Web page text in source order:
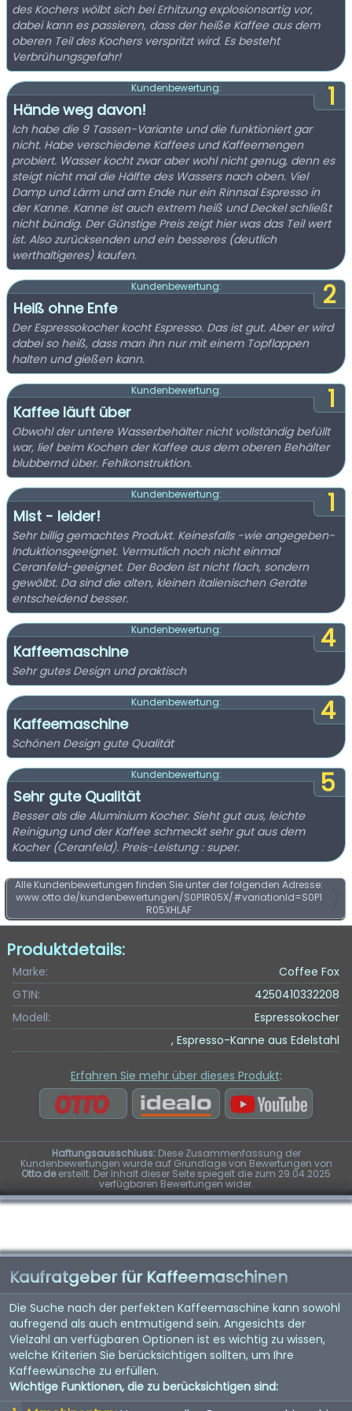
des Kochers wölbt sich bei Erhitzung explosionsartig vor,
dabei kann es passieren, dass der heiße Kaffee aus dem
oberen Teil des Kochers verspritzt wird. Es besteht
Verbrühungsgefahr!
1
Kundenbewertung:
Hände weg davon!
Ich habe die 9 Tassen-Variante und die funktioniert gar
nicht. Habe verschiedene Kaffees und Kaffeemengen
probiert. Wasser kocht zwar aber wohl nicht genug, denn es
steigt nicht mal die Hälfte des Wassers nach oben. Viel
Damp und Lärm und am Ende nur ein Rinnsal Espresso in
der Kanne. Kanne ist auch extrem heiß und Deckel schließt
nicht bündig. Der Günstige Preis zeigt hier was das Teil wert
ist. Also zurücksenden und ein besseres (deutlich
werthaltigeres) kaufen.
2
Kundenbewertung:
Heiß ohne Enfe
Der Espressokocher kocht Espresso. Das ist gut. Aber er wird
dabei so heiß, dass man ihn nur mit einem Topflappen
halten und gießen kann.
1
Kundenbewertung:
Kaffee läuft über
Obwohl der untere Wasserbehälter nicht vollständig befüllt
war, lief beim Kochen der Kaffee aus dem oberen Behälter
blubbernd über. Fehlkonstruktion.
1
Kundenbewertung:
Mist - leider!
Sehr billig gemachtes Produkt. Keinesfalls -wie angegeben-
Induktionsgeeignet. Vermutlich noch nicht einmal
Ceranfeld-geeignet. Der Boden ist nicht flach, sondern
gewölbt. Da sind die alten, kleinen italienischen Geräte
entscheidend besser.
4
Kundenbewertung:
Kaffeemaschine
Sehr gutes Design und praktisch
4
Kundenbewertung:
Kaffeemaschine
Schönen Design gute Qualität
5
Kundenbewertung:
Sehr gute Qualität
Besser als die Aluminium Kocher. Sieht gut aus, leichte
Reinigung und der Kaffee schmeckt sehr gut aus dem
Kocher (Ceranfeld). Preis-Leistung : super.
Alle Kundenbewertungen finden Sie unter der folgenden Adresse:
www.otto.de/kundenbewertungen/S0P1R05X/#variationId=S0P1
R05XHLAF
Produktdetails:
Marke:
Coffee Fox
GTIN:
4250410332208
Modell:
Espressokocher
, Espresso-Kanne aus Edelstahl
Erfahren Sie mehr über dieses Produkt:
Haftungsausschluss:Diese Zusammenfassung der
Kundenbewertungen wurde auf Grundlage von Bewertungen von
Otto.deerstellt. Der Inhalt dieser Seite spiegelt die zum 29.04.2025
verfügbaren Bewertungen wider.
Kaufratgeber für Kaffeemaschinen
Die Suche nach der perfekten Kaffeemaschine kann sowohl
aufregend als auch entmutigend sein. Angesichts der
Vielzahl an verfügbaren Optionen ist es wichtig zu wissen,
welche Kriterien Sie berücksichtigen sollten, um Ihre
Kaffeewünsche zu erfüllen.
Wichtige Funktionen, die zu berücksichtigen sind: